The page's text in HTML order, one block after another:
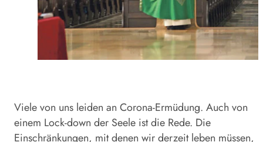
Viele von uns leiden an Corona-Ermüdung. Auch von
einem Lock-down der Seele ist die Rede. Die
Einschränkungen, mit denen wir derzeit leben müssen,